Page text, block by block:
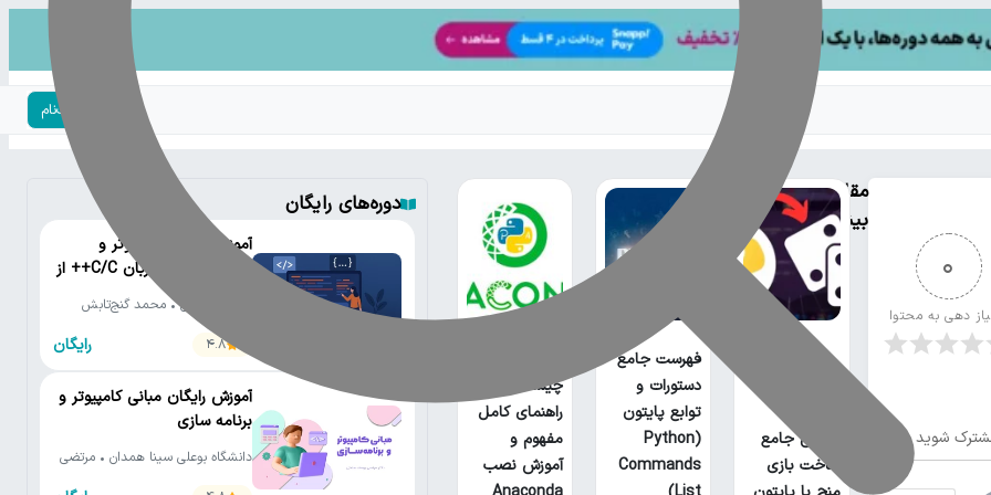
ورود | ثبت‌نام
0
دهی به محتوا
شوید
مقالات
بیشتر
آموزش جامع
ساخت بازی
فهرست جامع
دستورات و
توابع پایتون
(Python
Commands
چیست؟
راهنمای کامل
مفهوم و
آموزش نصب
دوره‌های رایگان
آموزش رایگان کامپیوتر و
برنامه‌نویسی به زبان C/C++ از
مقدماتی تا پیشرفته
دانشگاه تهران • محمد گنج‌تابش
4.8
رایگان
آموزش رایگان مبانی کامپیوتر و
برنامه سازی
دانشگاه بوعلی سینا همدان • مرتضی